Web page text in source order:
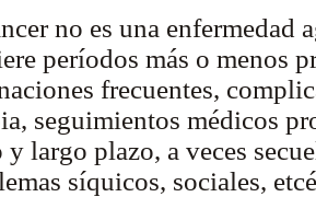
no es una enfermedad
períodos más o menos
frecuentes,
seguimientos médicos
y largo plazo, a veces
síquicos, sociales,